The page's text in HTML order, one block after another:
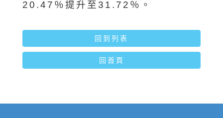
20.47％提升至31.72％。
回到列表
回首頁